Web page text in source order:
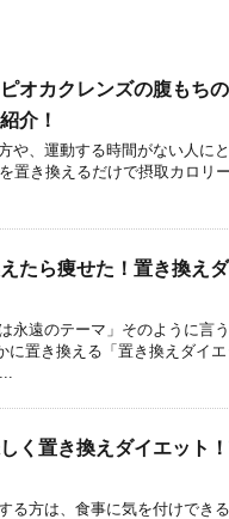
オカクレンズの腹もち
介！
、運動する時間がない人に
置き換えるだけで摂取カロリ
たら痩せた！置き換え
遠のテーマ」そのように言
に置き換える「置き換えダイ
く置き換えダイエット
方は、食事に気を付けでき